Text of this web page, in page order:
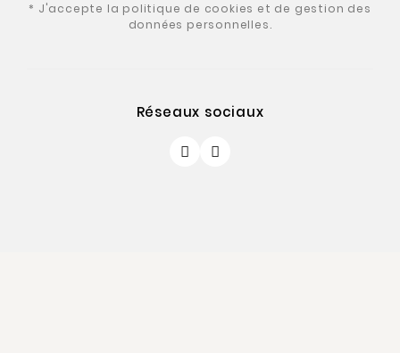
* J'accepte la politique de cookies et de gestion des
données personnelles.
Réseaux sociaux